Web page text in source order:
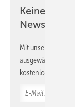
Keine Zeit?
Newsletter!
Mit unserem
ausgewählte
kostenlos direkt ins